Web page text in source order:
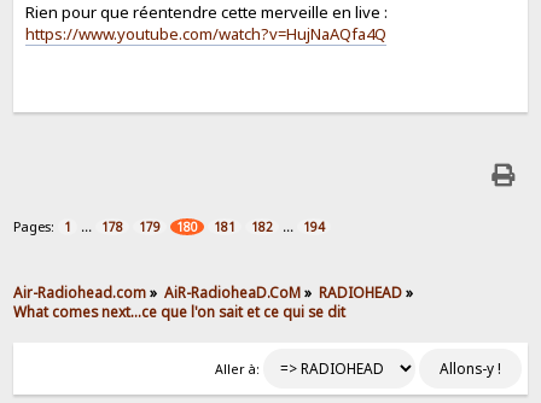
Rien pour que réentendre cette merveille en live :
https://www.youtube.com/watch?v=HujNaAQfa4Q
Pages: 1 ... 178 179 180 181 182 ... 194
Air-Radiohead.com» AiR-RadioheaD.CoM» RADIOHEAD»
What comes next...ce que l'on sait et ce qui se dit
Aller à: